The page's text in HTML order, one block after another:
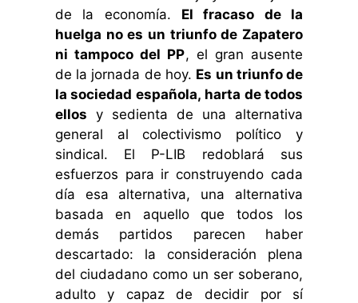
de la economía. El fracaso de la
huelga no es un triunfo de Zapatero
ni tampoco del PP, el gran ausente
de la jornada de hoy. Es un triunfo de
la sociedad española, harta de todos
ellos y sedienta de una alternativa
general al colectivismo político y
sindical. El P-LIB redoblará sus
esfuerzos para ir construyendo cada
día esa alternativa, una alternativa
basada en aquello que todos los
demás partidos parecen haber
descartado: la consideración plena
del ciudadano como un ser soberano,
adulto y capaz de decidir por sí